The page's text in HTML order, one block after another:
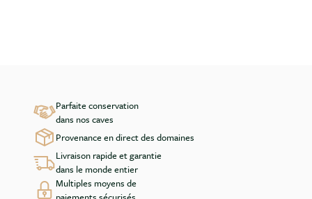
Parfaite conservation
dans nos caves
Provenance en direct des domaines
Livraison rapide et garantie
dans le monde entier
Multiples moyens de